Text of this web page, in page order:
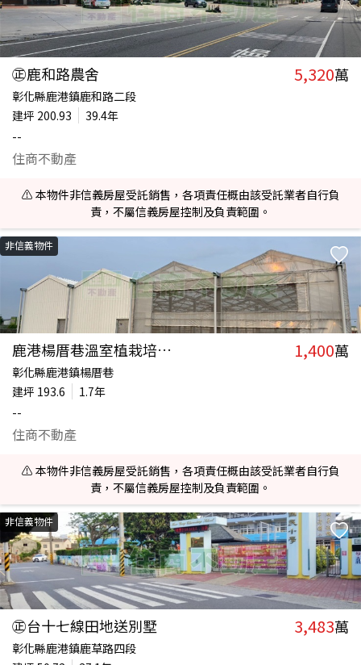
㊣鹿和路農舍 5,320萬
彰化縣鹿港鎮鹿和路二段
建坪 200.93
39.4年
--
住商不動產
⚠️ 本物件非信義房屋受託銷售，各項責任概由該受託業者自行負
責，不屬信義房屋控制及負責範圍。
非信義物件
鹿港楊厝巷溫室植栽培設施 1,400萬
彰化縣鹿港鎮楊厝巷
建坪 193.6
1.7年
--
住商不動產
⚠️ 本物件非信義房屋受託銷售，各項責任概由該受託業者自行負
責，不屬信義房屋控制及負責範圍。
非信義物件
㊣台十七線田地送別墅 3,483萬
彰化縣鹿港鎮鹿草路四段